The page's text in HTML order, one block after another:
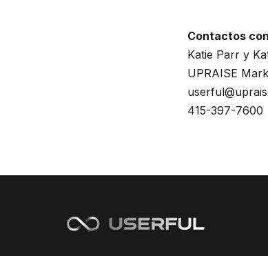
Contactos
Katie Parr y
UPRAISE
415-397-7600